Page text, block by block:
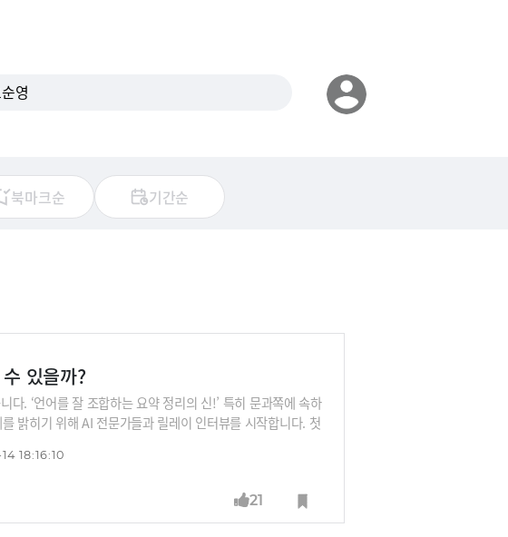
북마크순 기간순
있을까?
. ‘언어를 잘 조합하는 요약 정리의 신!’ 특히 문과쪽에 속하
밝히기 위해 AI 전문가들과 릴레이 인터뷰를 시작합니다. 첫
니다. 특히 아직 서비스들이 충분하지 않다“고 말합니다.
은 관심 부탁드립니다.※릴레이 인터뷰 라인업 : 김지현 SKT
호사, 오순영 KB금융 AI센터장, 남세동 보이저엑스 대표, 박
18:16:10
21